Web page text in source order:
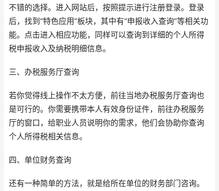
不错的选择。进入网站后，按照提示进行注册登录。登录
后，找到“特色应用”板块，其中有“申报收入查询”等相关功
能。点击进入相应功能，同样可以查询到详细的个人所得
税申报收入及纳税明细信息。
三、办税服务厅查询
若你觉得线上操作不太方便，前往当地办税服务厅查询也
是可行的。你需要携带本人有效身份证件，前往办税服务
厅的窗口，给职业人员说明你的需求，他们会协助你查询
个人所得税相关信息。
四、单位财务查询
还有一种简单的方法，就是给所在单位的财务部门咨询。